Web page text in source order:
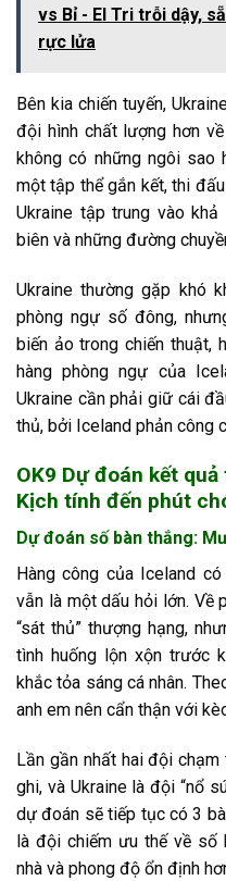
vs Bỉ - El Tri trỗi dậy,
rực lửa
Bên kia chiến tuyến,
đội hình chất lượng hơn
không có những ngôi sao
một tập thể gắn kết, thi
Ukraine tập trung vào
biên và những đường
Ukraine thường gặp khó
phòng ngự số đông,
biến ảo trong chiến thuật,
hàng phòng ngự của
Ukraine cần phải giữ cái
thủ, bởi Iceland phản công
OK9 Dự đoán kết
Kịch tính đến phút
Dự đoán số bàn thắng:
Hàng công của Iceland
vẫn là một dấu hỏi lớn. Về
“sát thủ” thượng hạng,
tình huống lộn xộn trước
khắc tỏa sáng cá nhân.
anh em nên cẩn thận với
Lần gần nhất hai đội
ghi, và Ukraine là đội “nổ
dự đoán sẽ tiếp tục có 3
là đội chiếm ưu thế về số
nhà và phong độ ổn định